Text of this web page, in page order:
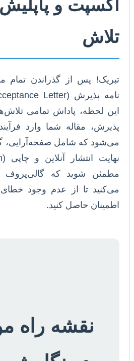
اکسپت و
تلاش
تبریک! پس از گذراندن تمام
این لحظه، پاداش تمامی
می‌شود که شامل صفحه‌آرایی،
مطمئن شوید که
می‌کنید تا از عدم وجود
اطمینان حاصل کنید.
نقشه راه